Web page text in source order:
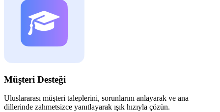
Müşteri Desteği
Uluslararası müşteri taleplerini, sorunlarını anlayarak ve ana
dillerinde zahmetsizce yanıtlayarak ışık hızıyla çözün.